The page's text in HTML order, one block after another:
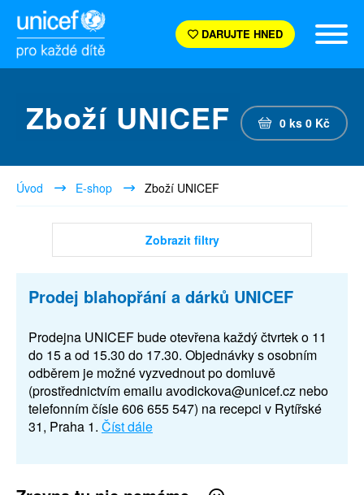
DARUJTE HNED
Zboží UNICEF 0 ks 0 Kč
Úvod E-shop Zboží UNICEF
Zobrazit filtry
Prodej blahopřání a dárků UNICEF
Prodejna UNICEF bude otevřena každý čtvrtek o 11
do 15 a od 15.30 do 17.30. Objednávky s osobním
odběrem je možné vyzvednout po domluvě
(prostřednictvím emailu avodickova@unicef.cz nebo
telefonním čísle 606 655 547) na recepci v Rytířské
31, Praha 1. Číst dále